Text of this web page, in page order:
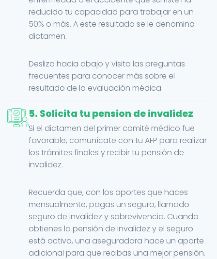
reducido tu capacidad para trabajar en un
50% o más. A este resultado se le denomina
dictamen.
Desliza hacia abajo y visita las preguntas
frecuentes para conocer más sobre el
resultado de la evaluación médica.
5. Solicita tu pension de invalidez
Si el dictamen del primer comité médico fue
favorable, comunícate con tu AFP para realizar
los trámites finales y recibir tu pensión de
invalidez.
Recuerda que, con los aportes que haces
mensualmente, pagas un seguro, llamado
seguro de invalidez y sobrevivencia. Cuando
obtienes la pensión de invalidez y el seguro
está activo, una aseguradora hace un aporte
adicional para que recibas una mejor pensión.